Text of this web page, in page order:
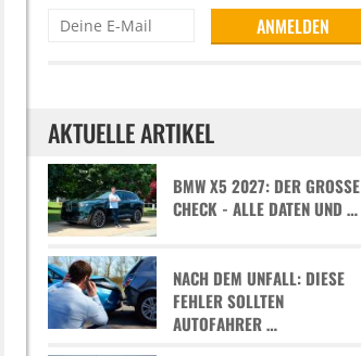
AKTUELLE ARTIKEL
BMW X5 2027: DER GROSSE C
HECK - ALLE DATEN UND …
NACH DEM UNFALL: DIESE
FEHLER SOLLTEN
AUTOFAHRER …